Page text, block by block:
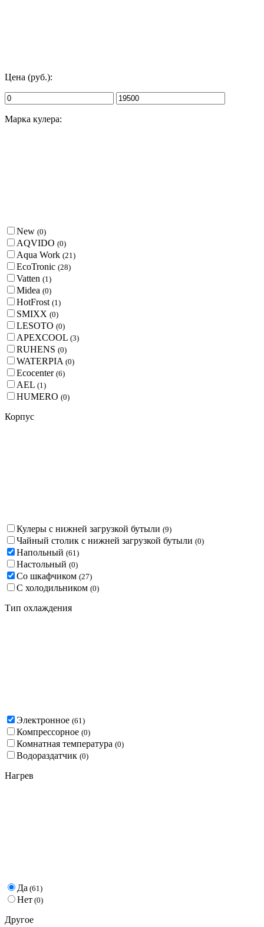
Цена (руб.):
Марка кулера:
New (0)
AQVIDO (0)
Aqua Work (21 )
EcoTronic (28)
Vatten (1 )
Midea (0)
HotFrost (1 )
SMIXX (0)
LESOTO (0)
APEXCOOL (3)
RUHENS (0)
WATERPIA (0)
Ecocenter (6)
AEL (1 )
HUMERO (0)
Корпус
Кулеры с нижней загрузкой бутыли (9)
Чайный столик с нижней загрузкой бутыли (0)
Напольный (61 )
Настольный (0)
Со шкафчиком (27)
С холодильником (0)
Тип охлаждения
Электронное (61 )
Компрессорное (0)
Комнатная температура (0)
Водораздатчик (0)
Нагрев
Да (61 )
Нет (0)
Другое